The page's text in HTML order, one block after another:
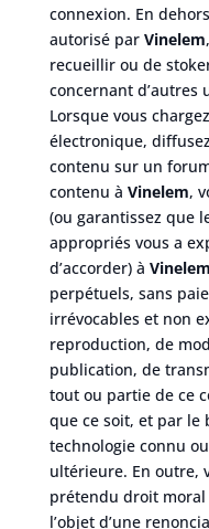
connexion. En
autorisé par Vinelem
recueillir ou de
concernant d’autres
Lorsque vous
électronique,
contenu sur un
contenu à Vinelem,
(ou garantissez que
appropriés vous a
d’accorder) à Vinelem
perpétuels, sans
irrévocables et non
reproduction, de
publication, de
tout ou partie de ce
que ce soit, et par le
technologie connu
ultérieure. En outre,
prétendu droit
l’objet d’une